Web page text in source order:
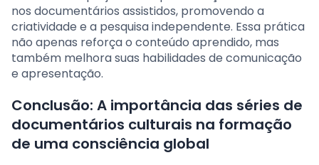
nos documentários assistidos, promovendo a
criatividade e a pesquisa independente. Essa prática
não apenas reforça o conteúdo aprendido, mas
também melhora suas habilidades de comunicação
e apresentação.
Conclusão: A importância das séries de
documentários culturais na formação
de uma consciência global